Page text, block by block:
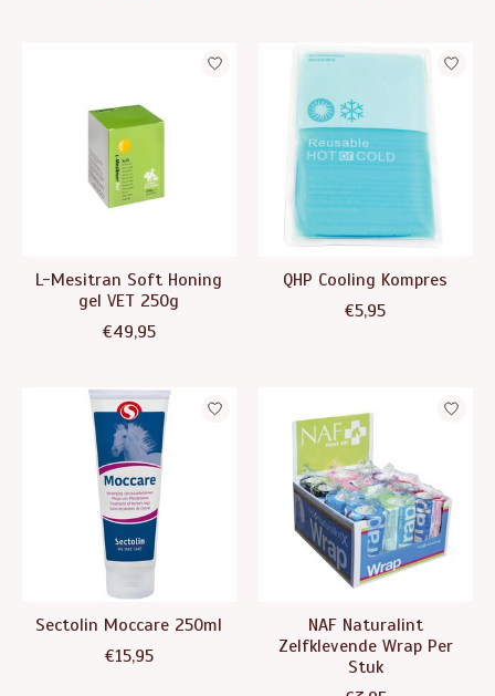
L-Mesitran Soft Honing
gel VET 250g
€49,95
QHP Cooling Kompres
€5,95
Sectolin Moccare 250ml
€15,95
NAF Naturalint
Zelfklevende Wrap Per
Stuk